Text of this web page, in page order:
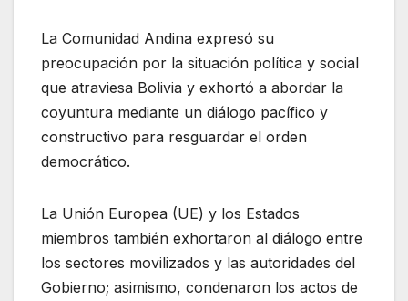
La Comunidad Andina expresó su
preocupación por la situación política y social
que atraviesa Bolivia y exhortó a abordar la
coyuntura mediante un diálogo pacífico y
constructivo para resguardar el orden
democrático.
La Unión Europea (UE) y los Estados
miembros también exhortaron al diálogo entre
los sectores movilizados y las autoridades del
Gobierno; asimismo, condenaron los actos de